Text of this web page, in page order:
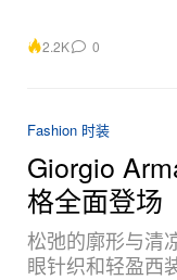
2.2K 0
Fashion 时装
Giorgio
格全面登场
松弛的廓形与清
眼针织和轻盈西